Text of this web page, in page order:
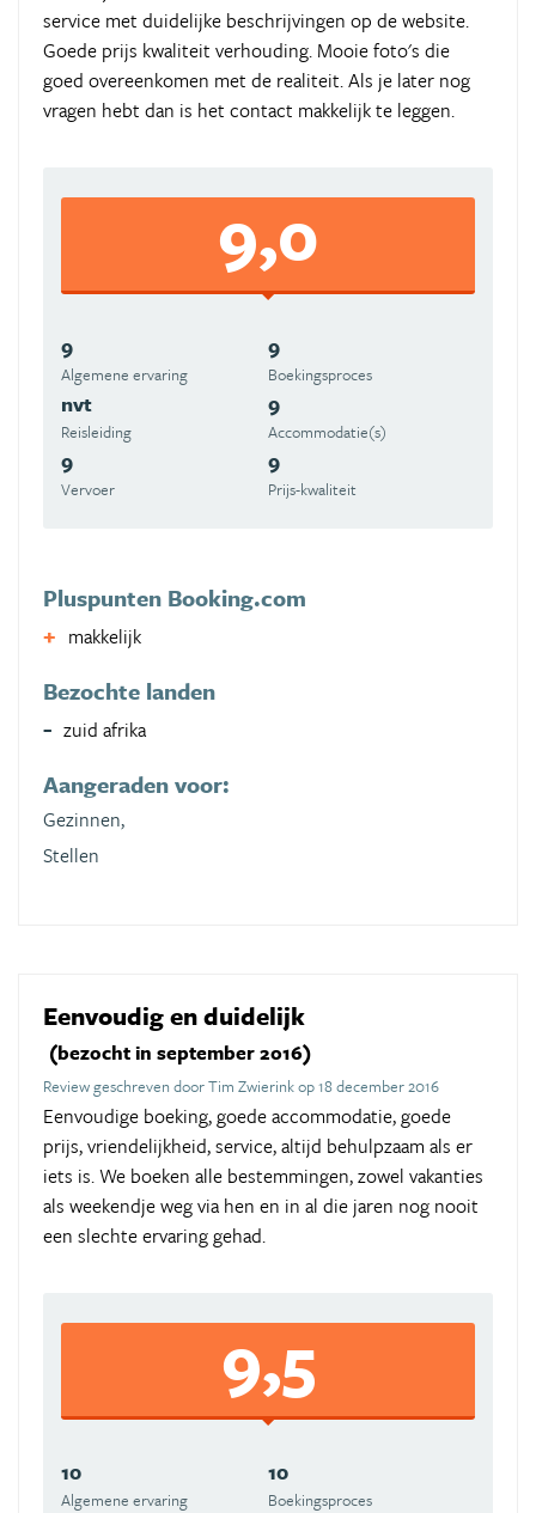
service met duidelijke beschrijvingen op de website.
Goede prijs kwaliteit verhouding. Mooie foto's die
goed overeenkomen met de realiteit. Als je later nog
vragen hebt dan is het contact makkelijk te leggen.
9,0
9
Algemene ervaring
9
Boekingsproces
nvt
Reisleiding
9
Accommodatie(s)
9
Vervoer
9
Prijs-kwaliteit
Pluspunten Booking.com
makkelijk
Bezochte landen
zuid afrika
Aangeraden voor:
Gezinnen,
Stellen
Eenvoudig en duidelijk
(bezocht in september 2016)
Review geschreven door Tim Zwierink op 18 december 2016
Eenvoudige boeking, goede accommodatie, goede
prijs, vriendelijkheid, service, altijd behulpzaam als er
iets is. We boeken alle bestemmingen, zowel vakanties
als weekendje weg via hen en in al die jaren nog nooit
een slechte ervaring gehad.
9,5
10
Algemene ervaring
10
Boekingsproces